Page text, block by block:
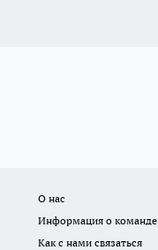
О нас
Информация о команде
Как с нами связаться